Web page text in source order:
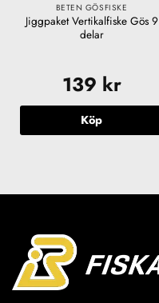
BETEN GÖSFISKE
Jiggpaket Vertikalfiske Gös 9
delar
139 kr
Köp